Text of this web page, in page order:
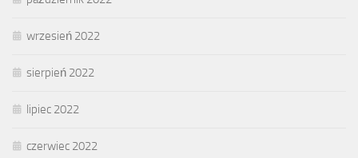
wrzesień 2022
sierpień 2022
lipiec 2022
czerwiec 2022